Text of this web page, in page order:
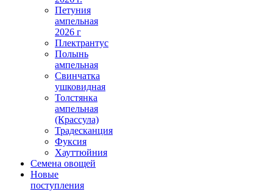
Петуния
ампельная
2026 г
Плектрантус
Полынь
ампельная
Свинчатка
ушковидная
Толстянка
ампельная
(Крассула)
Традесканция
Фуксия
Хауттюйния
Семена овощей
Новые
поступления